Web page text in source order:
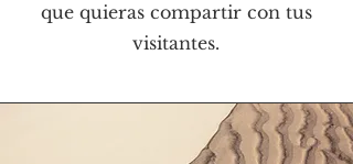
que quieras compartir con tus
visitantes.